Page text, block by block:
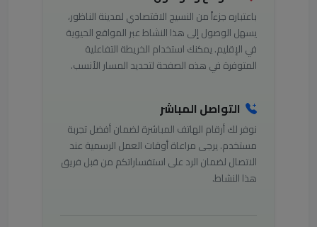
باعتباره جزءاً من النسيج الاقتصادي لمدينة الناظور،
يسهل الوصول إلى هذا النشاط عبر المواقع الحيوية
في الإقليم. يمكنك استخدام الخريطة التفاعلية
المتوفرة في هذه الصفحة لتحديد المسار الأنسب.
التواصل المباشر
نوفر لك أرقام الهاتف المباشرة لضمان أفضل تجربة
مستخدم. يرجى مراعاة أوقات العمل الرسمية عند
الاتصال لضمان الرد على استفساراتكم من قبل فريق
هذا النشاط.